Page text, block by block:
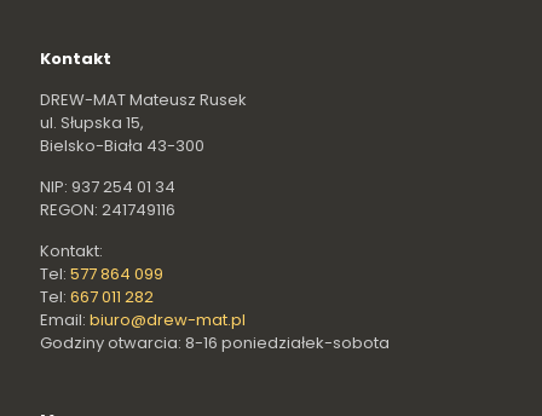
Kontakt
DREW-MAT Mateusz Rusek
ul. Słupska 15,
Bielsko-Biała 43-300
NIP: 937 254 01 34
REGON: 241749116
Kontakt:
Tel: 577 864 099
Tel: 667 011 282
Email: biuro@drew-mat.pl
Godziny otwarcia: 8-16 poniedziałek-sobota